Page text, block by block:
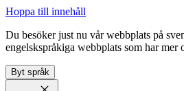
Hoppa till innehåll
Du besöker just nu vår webbplats på
engelskspråkiga webbplats som har mer
Byt språk